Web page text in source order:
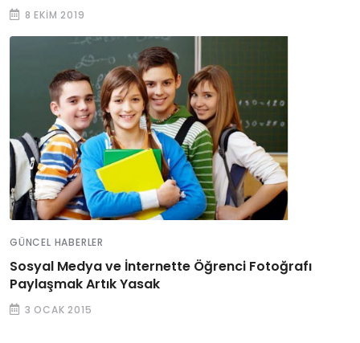
8 EKIM 2019
GÜNCEL HABERLER
Sosyal Medya ve İnternette Öğrenci Fotoğrafı
Paylaşmak Artık Yasak
3 OCAK 2015